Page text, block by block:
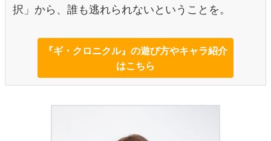
択」から、誰も逃れられないということを。
『ギ・クロニクル』の遊び方やキャラ紹介
はこちら